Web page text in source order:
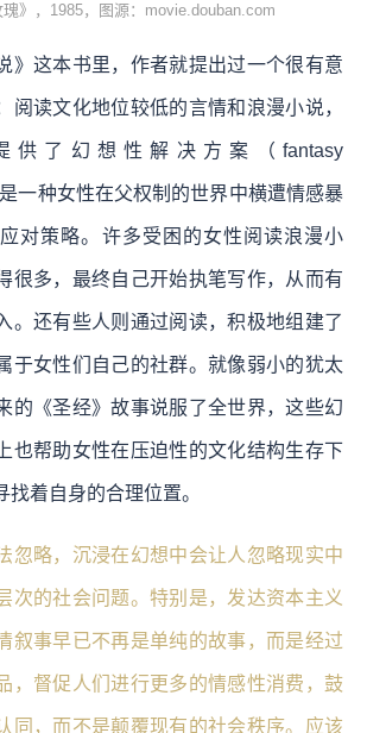
瑰》，1985，图源：movie.douban.com
》这本书里，作者就提出过一个很有意
阅读文化地位较低的言情和浪漫小说，
供了幻想性解决方案（fantasy
一种女性在父权制的世界中横遭情感暴
对策略。许多受困的女性阅读浪漫小
很多，最终自己开始执笔写作，从而有
。还有些人则通过阅读，积极地组建了
于女性们自己的社群。就像弱小的犹太
的《圣经》故事说服了全世界，这些幻
也帮助女性在压迫性的文化结构生存下
找着自身的合理位置。
忽略，沉浸在幻想中会让人忽略现实中
次的社会问题。特别是，发达资本主义
叙事早已不再是单纯的故事，而是经过
，督促人们进行更多的情感性消费，鼓
同，而不是颠覆现有的社会秩序。应该